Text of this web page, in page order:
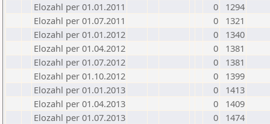
Elozahl per 01.01.2011
0
1294
Elozahl per 01.07.2011
0
1321
Elozahl per 01.01.2012
0
1340
Elozahl per 01.04.2012
0
1381
Elozahl per 01.07.2012
0
1381
Elozahl per 01.10.2012
0
1399
Elozahl per 01.01.2013
0
1413
Elozahl per 01.04.2013
0
1409
Elozahl per 01.07.2013
0
1474